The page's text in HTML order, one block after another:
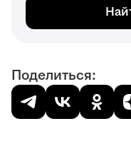
Поделиться: